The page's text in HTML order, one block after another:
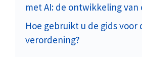
met AI: de ontwikkeling van
Hoe gebruikt u de gids voor
verordening?